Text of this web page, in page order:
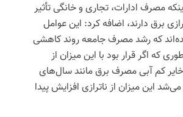
مصرف ادارات، تجاری و خانگی تأثیر
برق دارند، اضافه کرد: این عوامل
که رشد مصرف جامعه روند کاهشی
که اگر قرار بود با این میزان از
کم آبی مصرف برق مانند سال‌های
این میزان از ناترازی افزایش پیدا